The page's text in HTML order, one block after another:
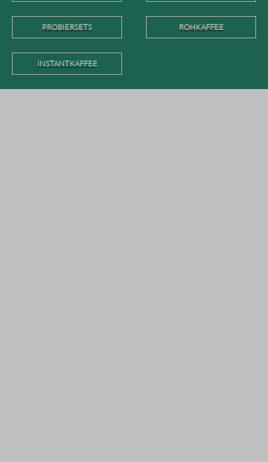
PROBIERSETS ROHKAFFEE
INSTANTKAFFEE